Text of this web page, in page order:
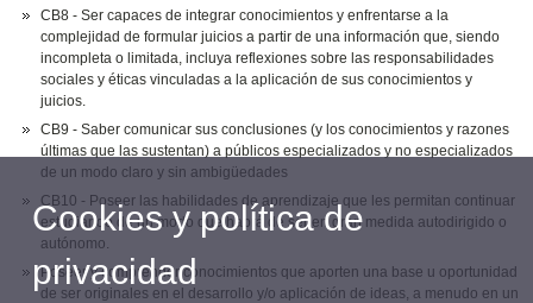
CB8 - Ser capaces de integrar conocimientos y enfrentarse a la
complejidad de formular juicios a partir de una información que, siendo
incompleta o limitada, incluya reflexiones sobre las responsabilidades
sociales y éticas vinculadas a la aplicación de sus conocimientos y
juicios.
CB9 - Saber comunicar sus conclusiones (y los conocimientos y razones
últimas que las sustentan) a públicos especializados y no especializados
de un modo claro y sin ambigüedades
CB10 - Poseer las habilidades de aprendizaje que les permitan continuar
estudiando de un modo que habrá de ser en gran medida autodirigido o
autónomo.
Poseer y comprender conocimientos que aporten una base u oportunidad
de ser originales en el desarrollo y/o aplicación de ideas, a menudo en un
Cookies y política de
privacidad